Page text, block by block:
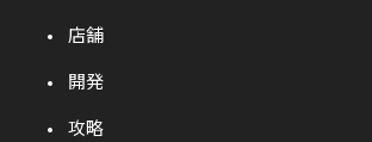
店舗
開発
攻略